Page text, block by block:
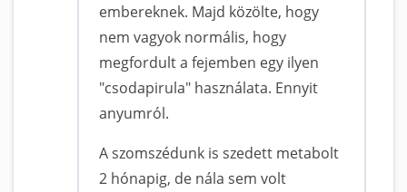
embereknek. Majd közölte, hogy
nem vagyok normális, hogy
megfordult a fejemben egy ilyen
"csodapirula" használata. Ennyit
anyumról.
A szomszédunk is szedett metabolt
2 hónapig, de nála sem volt